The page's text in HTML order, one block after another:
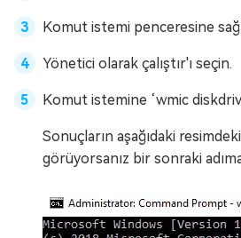
Komut istemi penceresine sağ
Yönetici olarak çalıştır'ı seçin.
Komut istemine ‘wmic
Sonuçların aşağıdaki
görüyorsanız bir sonraki